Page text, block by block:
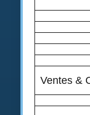
Ventes &